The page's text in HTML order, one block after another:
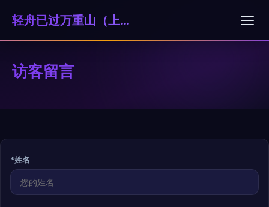
轻舟已过万重山（上海）科技贸易有限公司
访客留言
*姓名